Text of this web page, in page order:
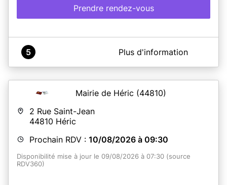
Prendre rendez-vous
A propos de Mairie de Terranjou (site de Martigné)
obligatoire. Vous pouvez prendre rendez-vous en ligne
via cet espace.
5 Plus d'information
Mairie de Héric (44810)
2 Rue Saint-Jean
44810 Héric
Prochain RDV : 10/08/2026 à 09:30
Disponibilité mise à jour le 09/08/2026 à 07:30 (source
RDV360)